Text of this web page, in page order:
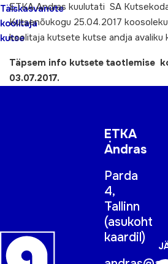
Täiskasvanute
koolitaja
kutse
ETKA Andras kuulutati SA
Kutsenõukogu 25.04.2017
koolitaja kutsete kutse andja avaliku
Täpsem info kutsete taotlemise
03.07.2017.
ETKA
Andras
Parda
4,
Tallinn
(asukoht
kaardil)